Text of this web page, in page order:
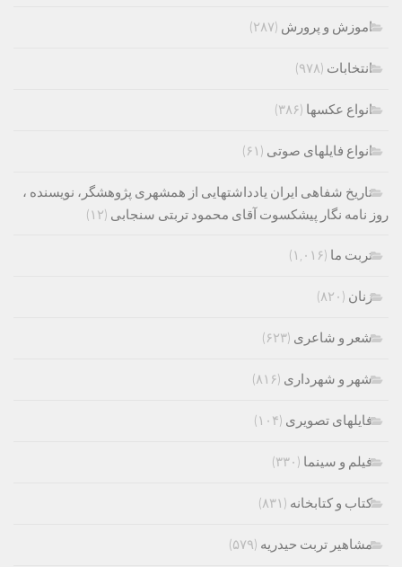
اموزش و پرورش (۲۸۷)
انتخابات (۹۷۸)
انواع عکسها (۳۸۶)
انواع فایلهای صوتی (۶۱)
تاریخ شفاهی ایران یادداشتهایی از همشهری پژوهشگر، نویسنده ،
روز نامه نگار پیشکسوت آقای محمود تربتی سنجابی (۱۲)
تربت ما (۱,۰۱۶)
زنان (۸۲۰)
شعر و شاعری (۶۲۳)
شهر و شهرداری (۸۱۶)
فایلهای تصویری (۱۰۴)
فیلم و سینما (۳۳۰)
کتاب و کتابخانه (۸۳۱)
مشاهیر تربت حیدریه (۵۷۹)